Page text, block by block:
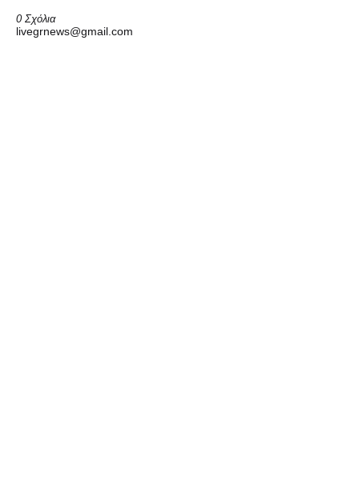
0 Σχόλια
livegrnews@gmail.com